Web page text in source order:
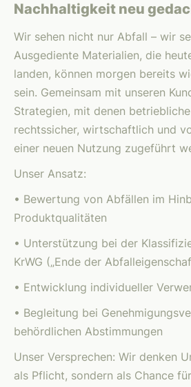
Nachhaltigkeit neu
Wir sehen nicht nur Abfall – wir
Ausgediente Materialien, die
landen, können morgen bereits
sein. Gemeinsam mit unseren
Strategien, mit denen
rechtssicher, wirtschaftlich und
einer neuen Nutzung zugeführt
Unser Ansatz:
• Bewertung von Abfällen im
Produktqualitäten
• Unterstützung bei der
KrWG („Ende der
• Entwicklung individueller
• Begleitung bei
behördlichen Abstimmungen
Unser Versprechen: Wir denken
als Pflicht, sondern als Chance